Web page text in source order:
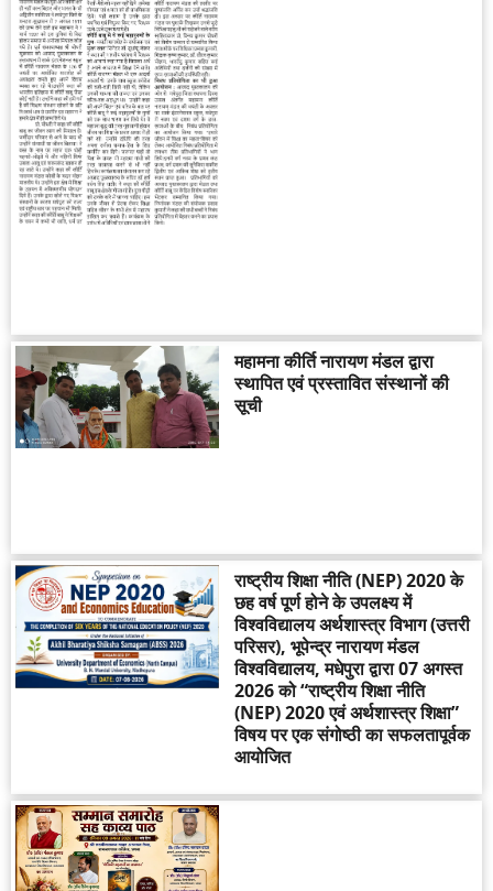
महामना कीर्ति नारायण मंडल द्वारा
स्थापित एवं प्रस्तावित संस्थानों की
सूची
राष्ट्रीय शिक्षा नीति (NEP) 2020 के
छह वर्ष पूर्ण होने के उपलक्ष्य में
विश्वविद्यालय अर्थशास्त्र विभाग (उत्तरी
परिसर), भूपेन्द्र नारायण मंडल
विश्वविद्यालय, मधेपुरा द्वारा 07 अगस्त
2026 को “राष्ट्रीय शिक्षा नीति
(NEP) 2020 एवं अर्थशास्त्र शिक्षा”
विषय पर एक संगोष्ठी का सफलतापूर्वक
आयोजित